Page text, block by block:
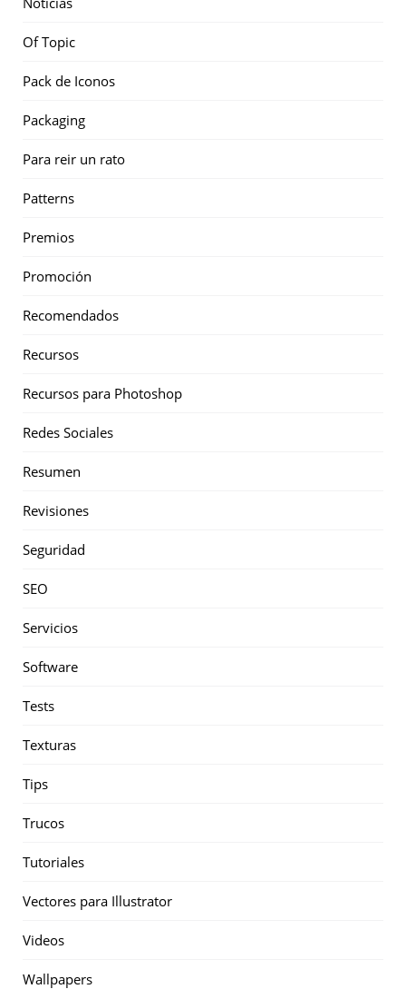
Of Topic
Pack de Iconos
Packaging
Para reir un rato
Patterns
Premios
Promoción
Recomendados
Recursos
Recursos para Photoshop
Redes Sociales
Resumen
Revisiones
Seguridad
SEO
Servicios
Software
Tests
Texturas
Tips
Trucos
Tutoriales
Vectores para Illustrator
Videos
Wallpapers